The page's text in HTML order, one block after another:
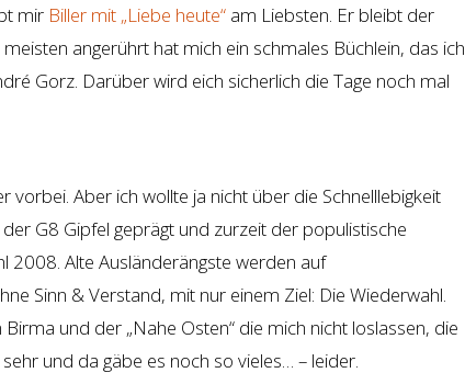
mir Biller mit „Liebe heute“ am Liebsten. Er bleibt der
angerührt hat mich ein schmales Büchlein, das ich
Gorz. Darüber wird eich sicherlich die Tage noch mal
vorbei. Aber ich wollte ja nicht über die Schnelllebigkeit
G8 Gipfel geprägt und zurzeit der populistische
2008. Alte Ausländerängste werden auf
Sinn & Verstand, mit nur einem Ziel: Die Wiederwahl.
und der „Nahe Osten“ die mich nicht loslassen, die
und da gäbe es noch so vieles… – leider.